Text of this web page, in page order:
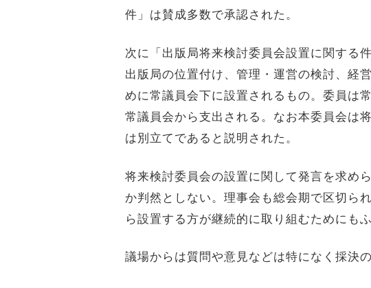
件」は賛成多数で承認された。
次に「出版局将来検討委員会設置に関する
出版局の位置付け、管理・運営の検討、経
めに常議員会下に設置されるもの。委員は
常議員会から支出される。なお本委員会は
は別立てであると説明された。
将来検討委員会の設置に関して発言を求め
か判然としない。理事会も総会期で区切ら
ら設置する方が継続的に取り組むためにも
議場からは質問や意見などは特になく採決